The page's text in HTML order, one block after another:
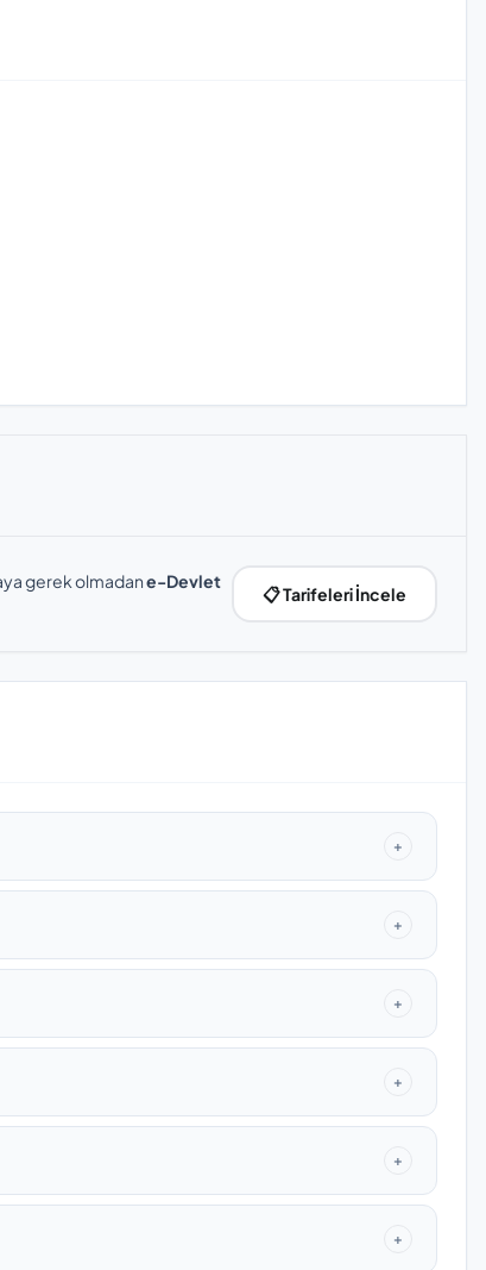
gerek olmadane-Devlet
📋 Tarifeleri İncele
+
+
+
+
+
+